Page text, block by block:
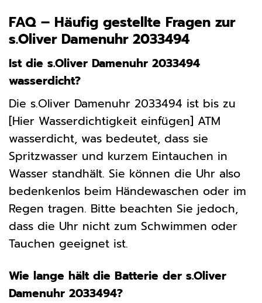
FAQ – Häufig gestellte Fragen zur
s.Oliver Damenuhr 2033494
Ist die s.Oliver Damenuhr 2033494
wasserdicht?
Die s.Oliver Damenuhr 2033494 ist bis zu
[Hier Wasserdichtigkeit einfügen] ATM
wasserdicht, was bedeutet, dass sie
Spritzwasser und kurzem Eintauchen in
Wasser standhält. Sie können die Uhr also
bedenkenlos beim Händewaschen oder im
Regen tragen. Bitte beachten Sie jedoch,
dass die Uhr nicht zum Schwimmen oder
Tauchen geeignet ist.
Wie lange hält die Batterie der s.Oliver
Damenuhr 2033494?